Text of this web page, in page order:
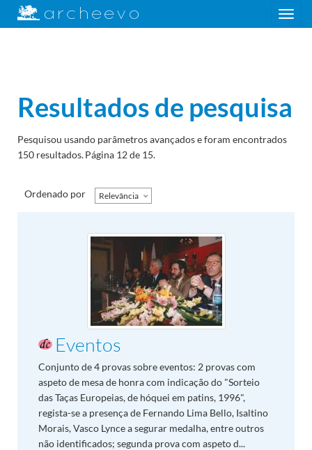
Toggle
navigation
Resultados de pesquisa
Pesquisou usando parâmetros avançados e foram encontrados
150 resultados.Página 12 de 15.
Ordenado por Relevância
Eventos
Conjunto de 4 provas sobre eventos: 2 provas com
aspeto de mesa de honra com indicação do "Sorteio
das Taças Europeias, de hóquei em patins, 1996",
regista-se a presença de Fernando Lima Bello, Isaltino
Morais, Vasco Lynce a segurar medalha, entre outros
não identificados; segunda prova com aspeto d...